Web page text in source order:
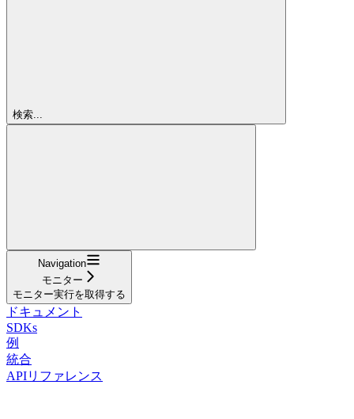
検索...
Navigation
モニター
モニター実行を取得する
ドキュメント
SDKs
例
統合
APIリファレンス